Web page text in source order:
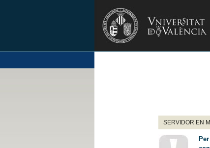
SERVIDOR EN